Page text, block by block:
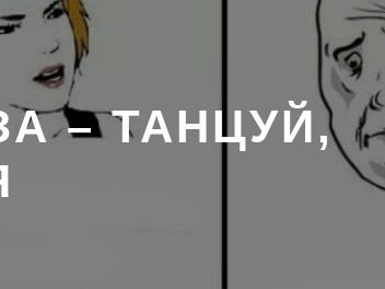
– ТАНЦУЙ,